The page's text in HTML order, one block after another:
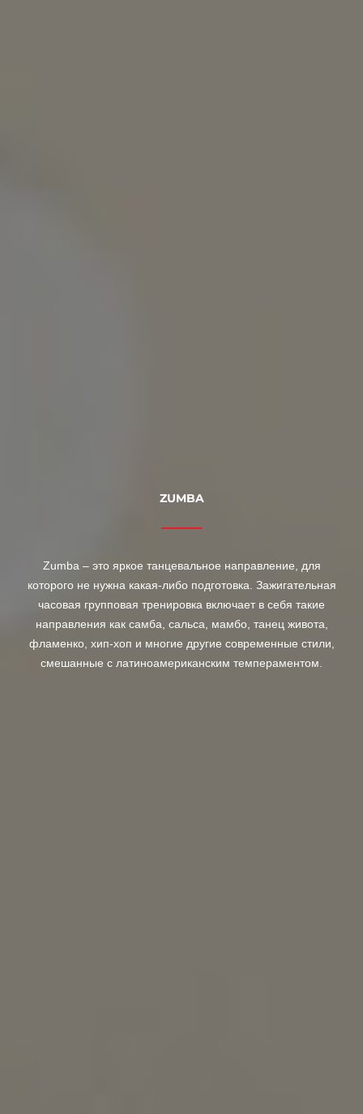
ZUMBA
Zumba – это яркое танцевальное направление, для
которого не нужна какая-либо подготовка. Зажигательная
часовая групповая тренировка включает в себя такие
направления как самба, сальса, мамбо, танец живота,
фламенко, хип-хоп и многие другие современные стили,
смешанные с латиноамериканским темпераментом.